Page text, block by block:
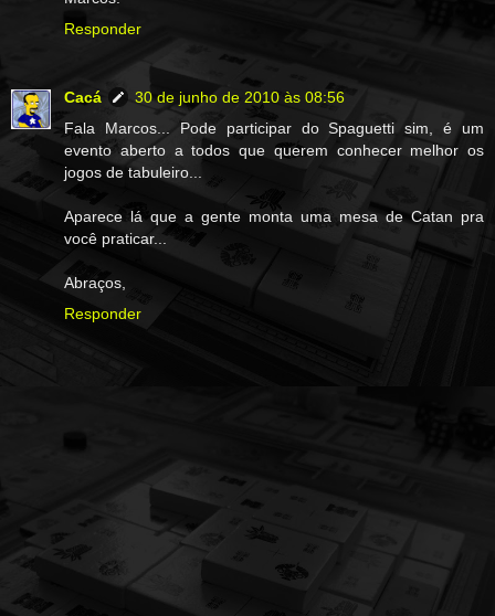
Responder
Cacá
30 de junho de 2010 às 08:56
Fala Marcos... Pode participar do Spaguetti sim, é um
evento aberto a todos que querem conhecer melhor os
jogos de tabuleiro...
Aparece lá que a gente monta uma mesa de Catan pra
você praticar...
Abraços,
Responder